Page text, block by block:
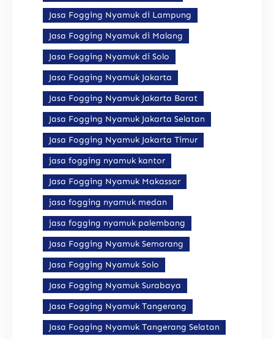
Jasa Fogging Nyamuk di Lampung
Jasa Fogging Nyamuk di Malang
Jasa Fogging Nyamuk di Solo
Jasa Fogging Nyamuk Jakarta
Jasa Fogging Nyamuk Jakarta Barat
Jasa Fogging Nyamuk Jakarta Selatan
Jasa Fogging Nyamuk Jakarta Timur
jasa fogging nyamuk kantor
Jasa Fogging Nyamuk Makassar
jasa fogging nyamuk medan
jasa fogging nyamuk palembang
Jasa Fogging Nyamuk Semarang
Jasa Fogging Nyamuk Solo
Jasa Fogging Nyamuk Surabaya
Jasa Fogging Nyamuk Tangerang
Jasa Fogging Nyamuk Tangerang Selatan